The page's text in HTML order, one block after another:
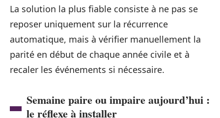
La solution la plus fiable consiste à ne pas se
reposer uniquement sur la récurrence
automatique, mais à vérifier manuellement la
parité en début de chaque année civile et à
recaler les événements si nécessaire.
Semaine paire ou impaire aujourd’hui :
le réflexe à installer